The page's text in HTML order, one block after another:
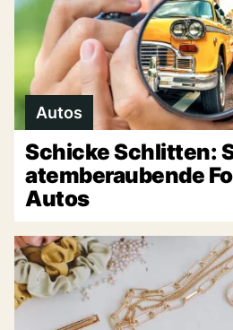
Autos
Schicke Schlitten:
atemberaubende
Autos